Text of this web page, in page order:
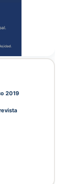
2019